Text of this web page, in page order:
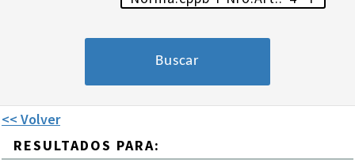
<< Volver
RESULTADOS PARA: